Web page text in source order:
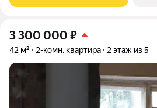
3 300 000 ₽
42 м² 2-комн. квартира 2 этаж из 5